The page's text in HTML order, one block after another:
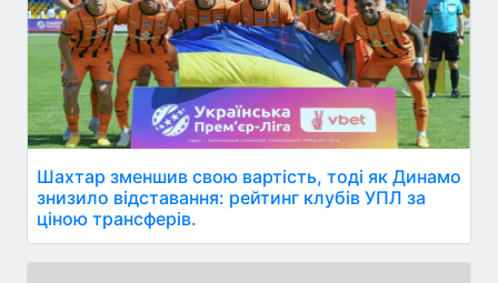
Шахтар зменшив свою вартість, тоді як Динамо
знизило відставання: рейтинг клубів УПЛ за
ціною трансферів.